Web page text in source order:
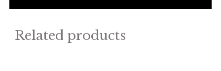
Related products